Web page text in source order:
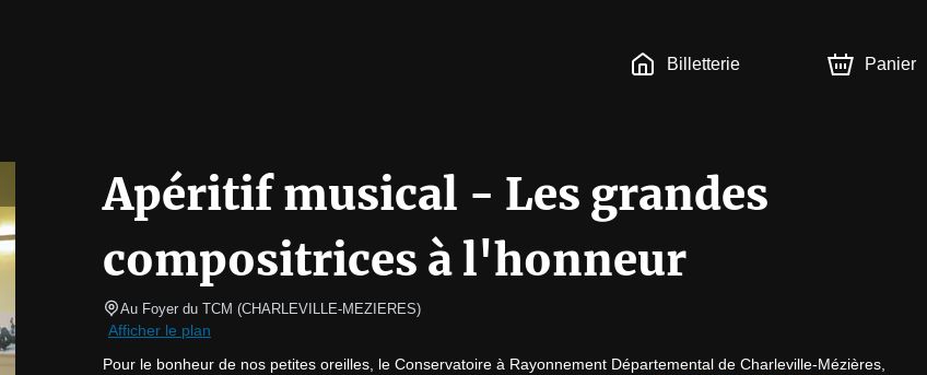
Billetterie Panier
Apéritif musical - Les grandes
compositrices à l'honneur
Au Foyer du TCM (CHARLEVILLE-MEZIERES)
Afficher le plan
Pour le bonheur de nos petites oreilles, le Conservatoire à Rayonnement Départemental de Charleville-Mézières,